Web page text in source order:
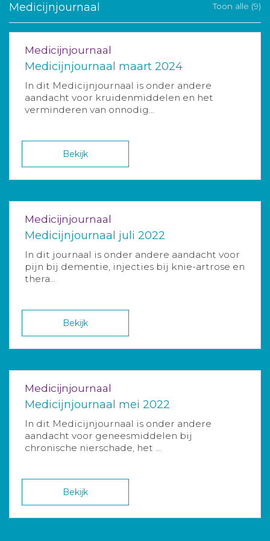
Medicijnjournaal Toon alle (9)
Medicijnjournaal
Medicijnjournaal maart 2024
In dit Medicijnjournaal is onder andere
aandacht voor kruidenmiddelen en het
verminderen van onnodig...
Bekijk
Medicijnjournaal
Medicijnjournaal juli 2022
In dit journaal is onder andere aandacht voor
pijn bij dementie, injecties bij knie-artrose en
thera...
Bekijk
Medicijnjournaal
Medicijnjournaal mei 2022
In dit Medicijnjournaal is onder andere
aandacht voor geneesmiddelen bij
chronische nierschade, het ...
Bekijk